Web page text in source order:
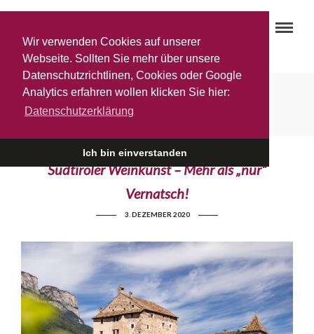
Wir verwenden Cookies auf unserer
Webseite. Sollten Sie mehr über unsere
Datenschutzrichtlinen, Cookies oder Google
Analytics erfahren wollen klicken Sie hier:
Datenschutzerklärung
Ich bin einverstanden
Sanct Valentin
Südtiroler Weinkunst – Mehr als „nur“
Vernatsch!
3. DEZEMBER 2020